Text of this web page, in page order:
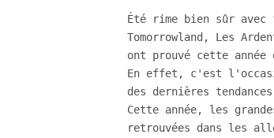
Été rime bien sûr
Tomorrowland, Les
ont prouvé cette année
En effet, c'est
des dernières tendances
Cette année, les
retrouvées dans les